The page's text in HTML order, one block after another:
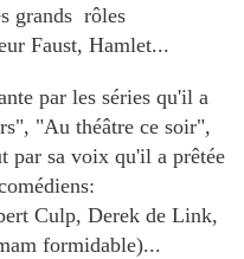
grands rôles
Faust, Hamlet...
par les séries qu'il a
"Au théâtre ce soir",
par sa voix qu'il a prêtée
Culp, Derek de Link,
formidable)...